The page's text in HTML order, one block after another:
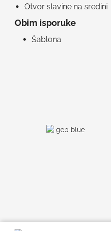
Otvor slavine na sredini
Obim isporuke
Šablona